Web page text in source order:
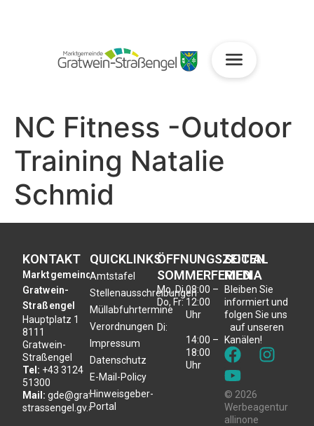
NC Fitness -Outdoor
Training Natalie
Schmid
KONTAKT
Marktgemeinde
Gratwein-
Straßengel
Hauptplatz 1
8111
Gratwein-
Straßengel
Tel: +43 3124
51300
Mail: gde@gratwein-
strassengel.gv.at
QUICKLINKS
Amtstafel
Stellenausschreibungen
Müllabfuhrtermine
Verordnungen
Impressum
Datenschutz
E-Mail-Policy
Hinweisgeber-
Portal
ÖFFNUNGSZEITEN
SOMMERFERIEN
Mo, Di,
Do, Fr:
Di:
08:00 –
12:00
Uhr
14:00 –
18:00
Uhr
SOCIAL
MEDIA
Bleiben Sie
informiert und
folgen Sie uns
auf unseren
Kanälen!
© 2026
Werbeagentur
allinone